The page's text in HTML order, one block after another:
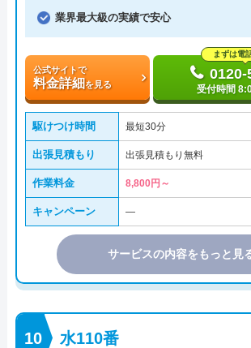
業界最大級の実績で安心
公式サイトで
料金詳細を見る
まずは電
0120-
受付時間
駆けつけ時間 最短30分
出張見積もり 出張見積もり無料
作業料金 8,800円～
キャンペーン ―
サービスの内容をもっと見
水110番